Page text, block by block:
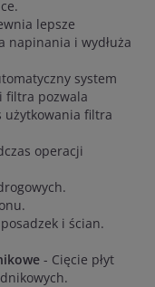
lepsze
napinania i wydłuża
system
filtra pozwala
użytkowania filtra
operacji
i ścian.
- Cięcie płyt